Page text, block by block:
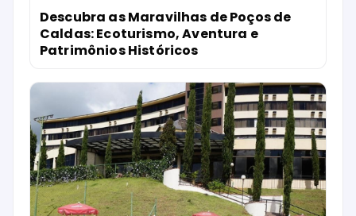
Descubra as Maravilhas de Poços de
Caldas: Ecoturismo, Aventura e
Patrimônios Históricos